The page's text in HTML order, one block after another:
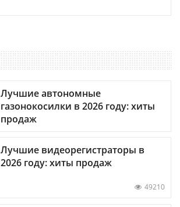
Лучшие автономные
газонокосилки в 2026 году: хиты
продаж
Лучшие видеорегистраторы в
2026 году: хиты продаж
49210